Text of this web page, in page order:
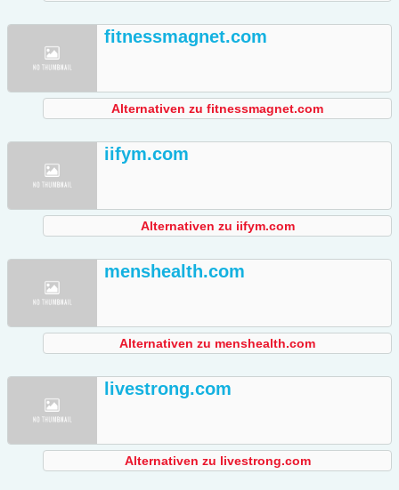
fitnessmagnet.com
Alternativen zu fitnessmagnet.com
iifym.com
Alternativen zu iifym.com
menshealth.com
Alternativen zu menshealth.com
livestrong.com
Alternativen zu livestrong.com